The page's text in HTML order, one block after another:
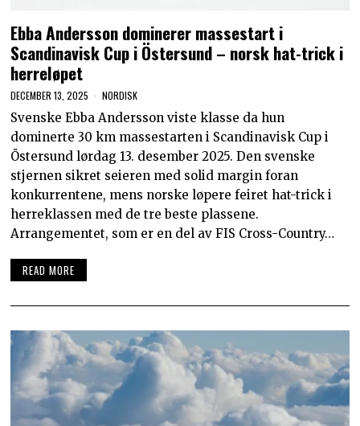
Ebba Andersson dominerer massestart i
Scandinavisk Cup i Östersund – norsk hat-trick i
herreløpet
DECEMBER 13, 2025 NORDISK
Svenske Ebba Andersson viste klasse da hun
dominerte 30 km massestarten i Scandinavisk Cup i
Östersund lørdag 13. desember 2025. Den svenske
stjernen sikret seieren med solid margin foran
konkurrentene, mens norske løpere feiret hat-trick i
herreklassen med de tre beste plassene.
Arrangementet, som er en del av FIS Cross-Country…
READ MORE